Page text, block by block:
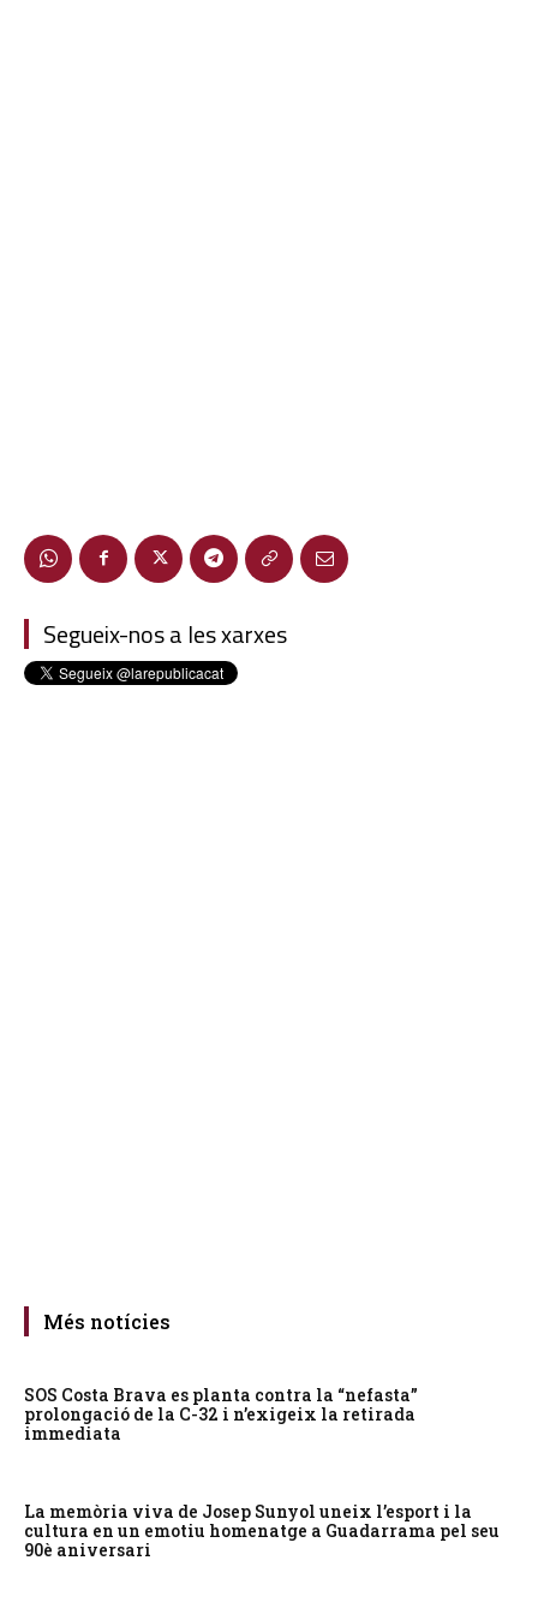
Segueix-nos a les xarxes
Més notícies
SOS Costa Brava es planta contra la “nefasta”
prolongació de la C-32 i n’exigeix la retirada
immediata
La memòria viva de Josep Sunyol uneix l’esport i la
cultura en un emotiu homenatge a Guadarrama pel seu
90è aniversari